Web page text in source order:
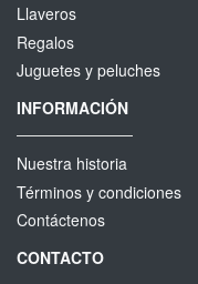
Llaveros
Regalos
Juguetes y peluches
INFORMACIÓN
Nuestra historia
Términos y condiciones
Contáctenos
CONTACTO